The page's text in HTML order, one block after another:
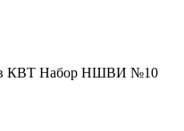
КВТ Набор НШВИ №10